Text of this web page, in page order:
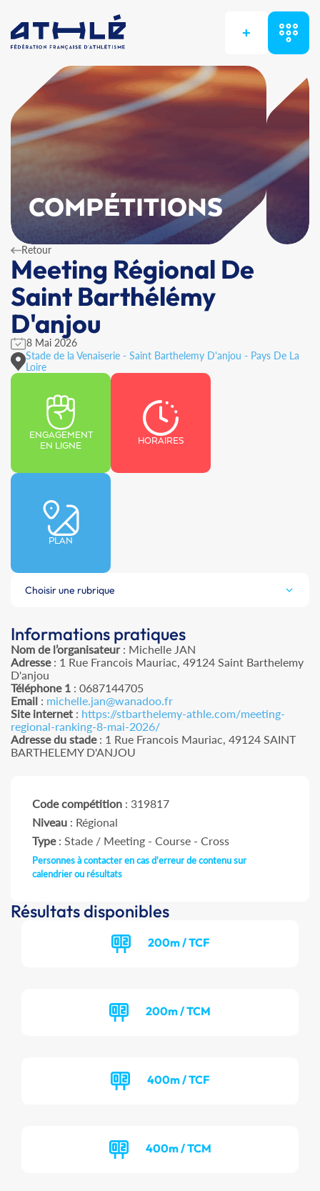
+
COMPÉTITIONS
Retour
Meeting Régional De
Saint Barthélémy
D'anjou
8 Mai 2026
Stade de la Venaiserie - Saint Barthelemy D'anjou - Pays De La
Loire
ENGAGEMENT
EN LIGNE
HORAIRES
PLAN
Choisir une rubrique
Informations pratiques
Nom de l’organisateur: Michelle JAN
Adresse: 1 Rue Francois Mauriac, 49124 Saint Barthelemy
D'anjou
Téléphone 1 : 0687144705
Email : michelle.jan@wanadoo.fr
Site internet : https://stbarthelemy-athle.com/meeting-
regional-ranking-8-mai-2026/
Adresse du stade: 1 Rue Francois Mauriac, 49124 SAINT
BARTHELEMY D'ANJOU
Code compétition : 319817
Niveau : Régional
Type: Stade / Meeting - Course - Cross
Personnes à contacter en cas d'erreur de contenu sur
calendrier ou résultats
Résultats disponibles
200m / TCF
200m / TCM
400m / TCF
400m / TCM